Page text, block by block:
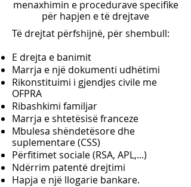
menaxhimin e procedurave specifike
për hapjen e të drejtave
Të drejtat përfshijnë, për shembull:
E drejta e banimit
Marrja e një dokumenti udhëtimi
Rikonstituimi i gjendjes civile me
OFPRA
Ribashkimi familjar
Marrja e shtetësisë franceze
Mbulesa shëndetësore dhe
suplementare (CSS)
Përfitimet sociale (RSA, APL,...)
Ndërrim patentë drejtimi
Hapja e një llogarie bankare.